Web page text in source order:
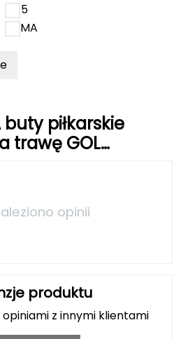
43.5
JOMA
piłkarskie
trawę GOL
opinii
produktu
opiniami z innymi klientami